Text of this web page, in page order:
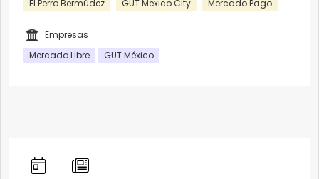
El Perro Bermúdez GUT Mexico City Mercado Pago
Empresas
Mercado Libre
GUT México